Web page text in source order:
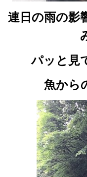
連日の雨の影
パッと見
魚から